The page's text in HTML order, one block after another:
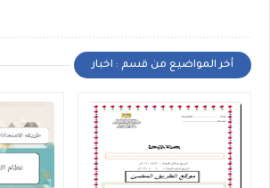
أخر المواضيع من قسم : اخبار